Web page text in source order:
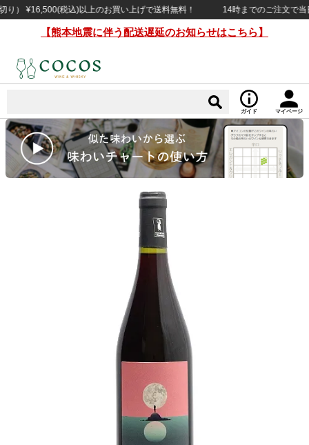
¥16,500(税込)以上のお買い上げで送料無料！ 14時までのご注文で当
【熊本地震に伴う配送遅延のお知らせはこちら】
ガイド マイページ